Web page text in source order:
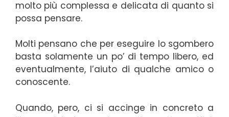
molto più complessa e delicata di quanto si
possa pensare.
Molti pensano che per eseguire lo sgombero
basta solamente un po’ di tempo libero, ed
eventualmente, l’aiuto di qualche amico o
conoscente.
Quando, pero, ci si accinge in concreto a